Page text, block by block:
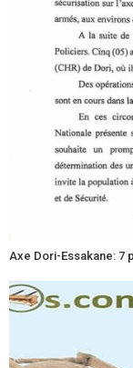
Axe Dori-Essakane: 7